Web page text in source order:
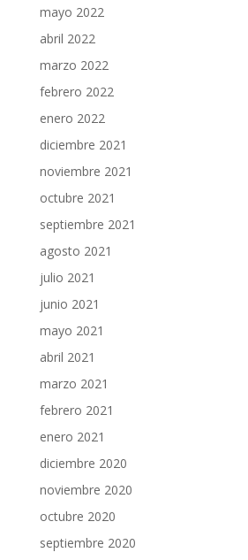
mayo 2022
abril 2022
marzo 2022
febrero 2022
enero 2022
diciembre 2021
noviembre 2021
octubre 2021
septiembre 2021
agosto 2021
julio 2021
junio 2021
mayo 2021
abril 2021
marzo 2021
febrero 2021
enero 2021
diciembre 2020
noviembre 2020
octubre 2020
septiembre 2020